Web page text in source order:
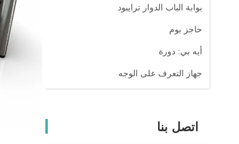
بوابة الباب الدوار ترايبود
حاجز بوم
أيه بي: دورة
جهاز التعرف على الوجه
اتصل بنا